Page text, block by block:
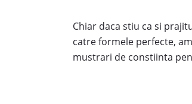
Chiar daca stiu ca si
catre formele perfecte,
mustrari de constiinta